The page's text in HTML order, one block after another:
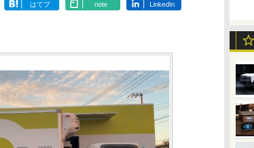
はてブ note LinkedIn